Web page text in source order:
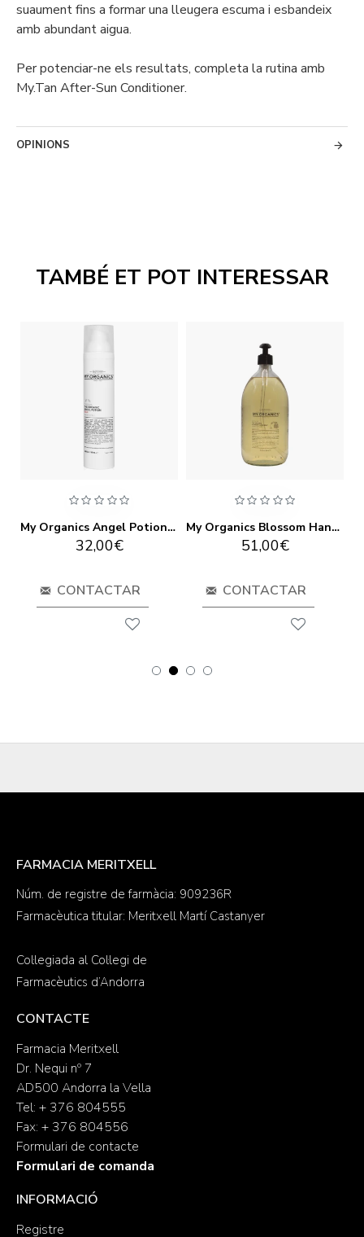
TAMBÉ ET POT INTERESSAR
My Organics Angel Potion 100 ml
32,00€
CONTACTAR
My Organics Blossom Hand Soap 1000ml
51,00€
CONTACTAR
suaument fins a formar una lleugera escuma i esbandeix
amb abundant aigua.
Per potenciar-ne els resultats, completa la rutina amb
My.Tan After-Sun Conditioner.
OPINIONS
FARMACIA MERITXELL
Núm. de registre de farmàcia: 909236R
Farmacèutica titular: Meritxell Martí Castanyer
Col·legiada al Col·legi de
Farmacèutics d’Andorra
CONTACTE
Farmacia Meritxell
Dr. Nequi nº 7
AD500 Andorra la Vella
Tel: + 376 804555
Fax: + 376 804556
Formulari de contacte
Formulari de comanda
INFORMACIÓ
Registre